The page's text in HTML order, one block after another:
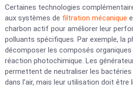
Certaines technologies
aux systèmes de filtration mécanique
charbon actif pour améliorer leur
polluants spécifiques. Par exemple, la
décomposer les composés
réaction photochimique. Les
permettent de neutraliser les
dans l’air, mais leur utilisation doit être